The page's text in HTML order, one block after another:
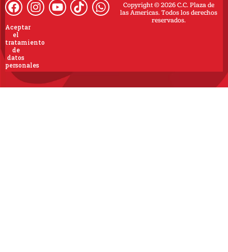
Copyright © 2026 C.C. Plaza de
las Americas. Todos los derechos
reservados.
Aceptar
el
tratamiento
de
datos
personales